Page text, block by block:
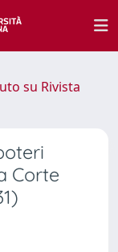
su Rivista
Corte